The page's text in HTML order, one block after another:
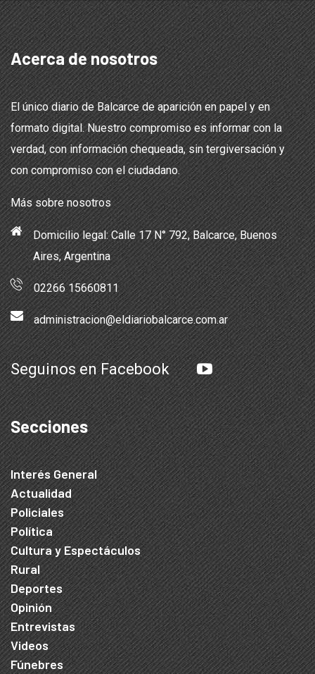
Acerca de nosotros
El único diario de Balcarce de aparición en papel y en
formato digital. Nuestro compromiso es informar con la
verdad, con información chequeada, sin tergiversación y
con compromiso con el ciudadano.
Más sobre nosotros
Domicilio legal: Calle 17 N° 792, Balcarce, Buenos
Aires, Argentina
02266 15660811
administracion@eldiariobalcarce.com.ar
Seguinos en Facebook
Secciones
Interés General
Actualidad
Policiales
Política
Cultura y Espectáculos
Rural
Deportes
Opinión
Entrevistas
Videos
Fúnebres